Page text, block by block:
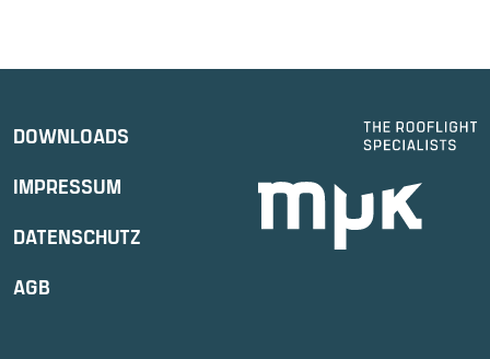
DOWNLOADS
IMPRESSUM
DATENSCHUTZ
AGB